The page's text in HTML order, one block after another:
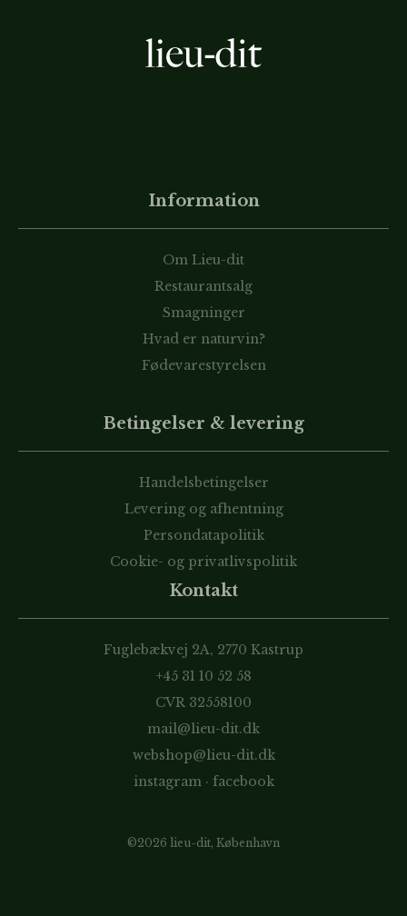
Information
Om Lieu-dit
Restaurantsalg
Smagninger
Hvad er naturvin?
Fødevarestyrelsen
Betingelser & levering
Handelsbetingelser
Levering og afhentning
Persondatapolitik
Cookie- og privatlivspolitik
Kontakt
Fuglebækvej 2A, 2770 Kastrup
+45 31 10 52 58
CVR 32558100
mail@lieu-dit.dk
webshop@lieu-dit.dk
instagram· facebook
©2026 lieu-dit, København